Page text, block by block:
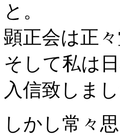
と。
顕正会は正
そして私は
入信致しまし
しかし常々